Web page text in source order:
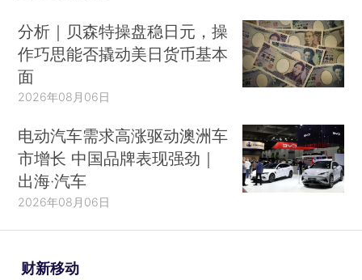
分析｜贝森特操盘稳日元，操
作巧思能否撬动美日货币基本
面
2026年08月06日
电动汽车需求高涨驱动澳洲车
市增长 中国品牌表现强劲｜
出海·汽车
2026年08月06日
财新移动